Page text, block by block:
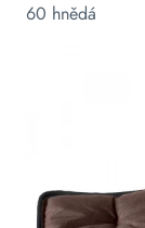
60 hnědá